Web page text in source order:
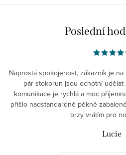
Poslední
Naprostá spokojenost, zákazník je
pár stokorun jsou ochotní udělat
komunikace je rychlá a moc
přišlo nadstandardně pěkně
brzy vrátím pro
Lucie